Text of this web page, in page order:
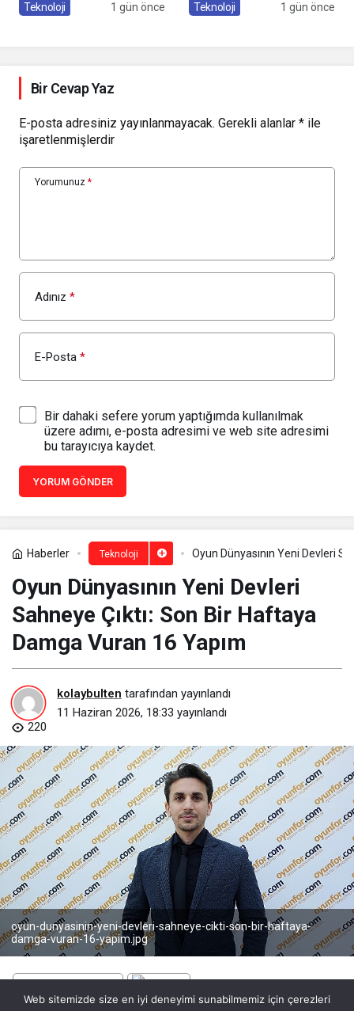
Araştırması, 2026
Teknoloji 1 gün önce
Kaspersky’den Güvenli
Teknoloji 1 gün önce
Bir Cevap Yaz
E-posta adresiniz yayınlanmayacak. Gerekli alanlar * ile
işaretlenmişlerdir
Yorumunuz *
Adınız *
E-Posta *
Bir dahaki sefere yorum yaptığımda kullanılmak
üzere adımı, e-posta adresimi ve web site adresimi
bu tarayıcıya kaydet.
YORUM GÖNDER
Haberler Teknoloji Oyun Dünyasının Yeni Devleri
Oyun Dünyasının Yeni Devleri
Sahneye Çıktı: Son Bir Haftaya
Damga Vuran 16 Yapım
kolaybulten tarafından yayınlandı
11 Haziran 2026, 18:33 yayınlandı
220
oyun-dunyasinin-yeni-devleri-sahneye-cikti-son-bir-haftaya-
damga-vuran-16-yapim.jpg
Web sitemizde size en iyi deneyimi sunabilmemiz için çerezleri